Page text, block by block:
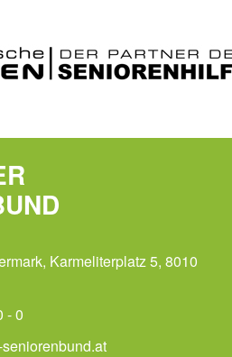
Karmeliterplatz 5, 8010
- 0